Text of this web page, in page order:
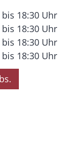
18:30 Uhr
18:30 Uhr
18:30 Uhr
18:30 Uhr